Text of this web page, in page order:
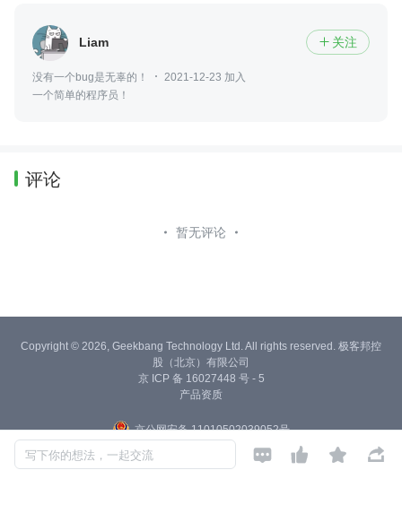
Liam  关注
没有一个bug是无辜的！
2021-12-23 加入
一个简单的程序员！
评论
暂无评论
写下你的想法，一起交流    
Copyright © 2026, Geekbang Technology Ltd. All rights reserved. 极客邦控
股（北京）有限公司
京 ICP 备 16027448 号 - 5
产品资质
京公网安备 11010502039052号